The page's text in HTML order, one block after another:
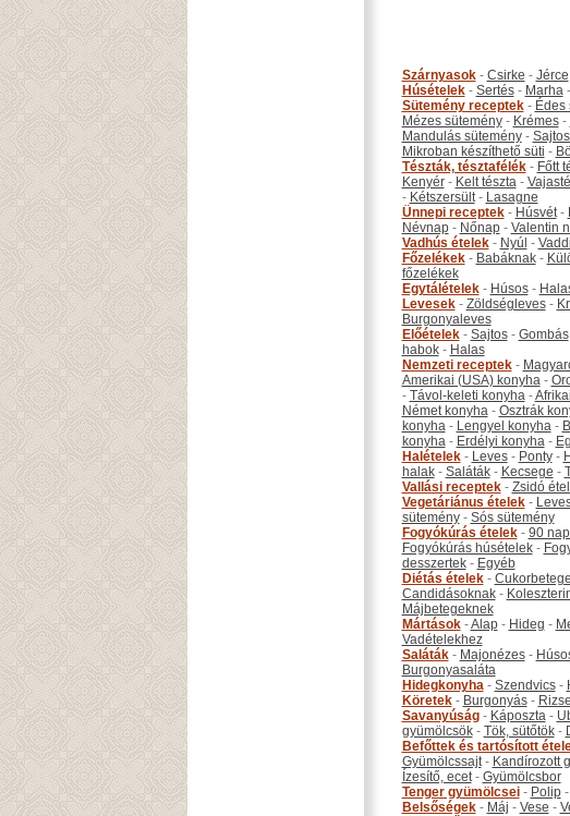
Szárnyasok- Csirke - Jérce
Húsételek- Sertés- Marha-
Sütemény receptek- Édes
Mézes sütemény- Krémes-
Mandulás sütemény-
Mikroban készíthető süti -
Tészták, tésztafélék- Főtt
Kenyér- Kelt tészta-
- Kétszersült- Lasagne
Ünnepi receptek- Húsvét-
Névnap- Nőnap- Valentin
Vadhús ételek- Nyúl -
Főzelékek- Babáknak-
főzelékek
Egytálételek- Húsos-
Levesek- Zöldségleves-
Burgonyaleves
Előételek- Sajtos- Gombás
habok- Halas
Nemzeti receptek-
Amerikai (USA) konyha-
- Távol-keleti konyha-
Német konyha- Osztrák
konyha- Lengyel konyha-
konyha- Erdélyi konyha-
Halételek- Leves- Ponty-
halak- Saláták- Kecsege -
Vallási receptek- Zsidó
Vegetáriánus ételek-
sütemény- Sós sütemény
Fogyókúrás ételek- 90
Fogyókúrás húsételek-
desszertek- Egyéb
Diétás ételek-
Candidásoknak-
Májbetegeknek
Mártások-Alap- Hideg -
Vadételekhez
Saláták- Majonézes-
Burgonyasaláta
Hidegkonyha- Szendvics-
Köretek- Burgonyás-
Savanyúság- Káposzta-
gyümölcsök- Tök, sütőtök-
Befőttek és tartósított
Gyümölcssajt- Kandírozott
Ízesítő, ecet- Gyümölcsbor
Tenger gyümölcsei- Polip-
Belsőségek- Máj - Vese -